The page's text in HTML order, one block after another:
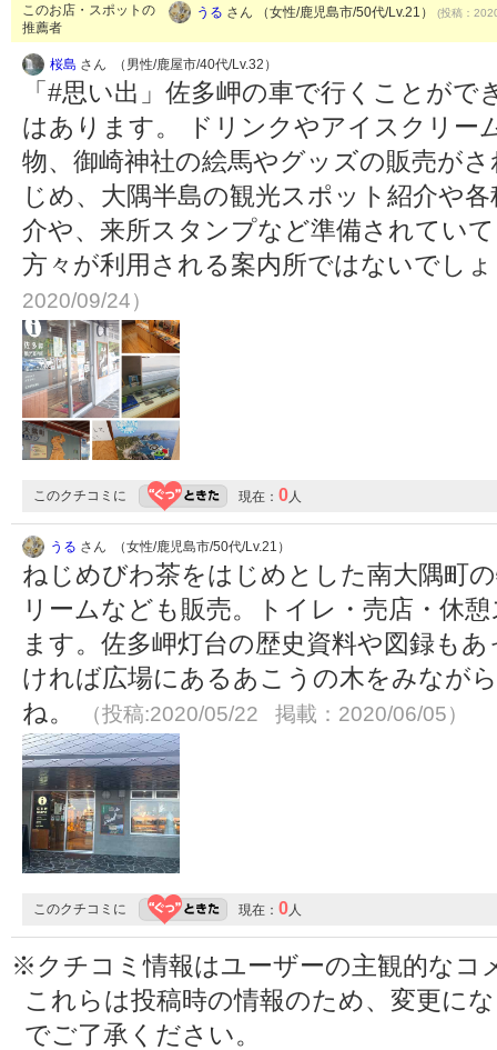
このお店・スポットの
推薦者
うる さん （女性/鹿児島市/50代/Lv.21） (投稿：
桜島 さん （男性/鹿屋市/40代/Lv.32）
「#思い出」佐多岬の車で行くことが
はあります。 ドリンクやアイスクリー
物、御崎神社の絵馬やグッズの販売が
じめ、大隅半島の観光スポット紹介や
介や、来所スタンプなど準備されてい
方々が利用される案内所ではないでし
2020/09/24）
このクチコミに 現在： 0 人
うる さん （女性/鹿児島市/50代/Lv.21）
ねじめびわ茶をはじめとした南大隅町
リームなども販売。トイレ・売店・休
ます。佐多岬灯台の歴史資料や図録も
ければ広場にあるあこうの木をみなが
ね。
（投稿:2020/05/22 掲載：2020/06/05）
このクチコミに 現在： 0 人
※クチコミ情報はユーザーの主観的なコ
これらは投稿時の情報のため、変更に
でご了承ください。